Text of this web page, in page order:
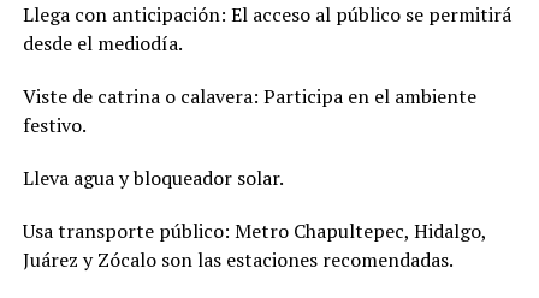
Llega con anticipación: El acceso al público se permitirá
desde el mediodía.
Viste de catrina o calavera: Participa en el ambiente
festivo.
Lleva agua y bloqueador solar.
Usa transporte público: Metro Chapultepec, Hidalgo,
Juárez y Zócalo son las estaciones recomendadas.